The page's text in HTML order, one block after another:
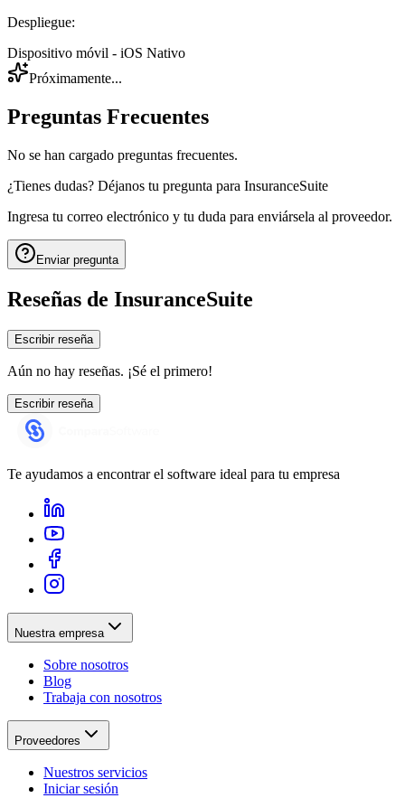
Despliegue:
Dispositivo móvil - iOS Nativo
Próximamente...
Preguntas Frecuentes
No se han cargado preguntas frecuentes.
¿Tienes dudas? Déjanos tu pregunta para InsuranceSuite
Ingresa tu correo electrónico y tu duda para enviársela al proveedor.
Enviar pregunta
Reseñas de InsuranceSuite
Escribir reseña
Aún no hay reseñas. ¡Sé el primero!
Escribir reseña
Te ayudamos a encontrar el software ideal para tu empresa
Nuestra empresa
Sobre nosotros
Blog
Trabaja con nosotros
Proveedores
Nuestros servicios
Iniciar sesión